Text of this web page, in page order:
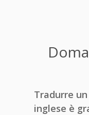
Tradurre
inglese è